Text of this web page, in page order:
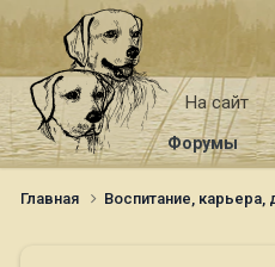
На сайт
Форумы
Главная Воспитание, карьера,